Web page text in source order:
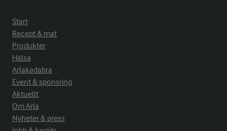
Start
Recept & mat
Produkter
Hälsa
Arlakadabra
Event & sponsring
Aktuellt
Om Arla
Nyheter & press